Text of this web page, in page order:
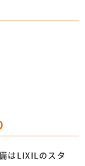
はLIXILのスタ